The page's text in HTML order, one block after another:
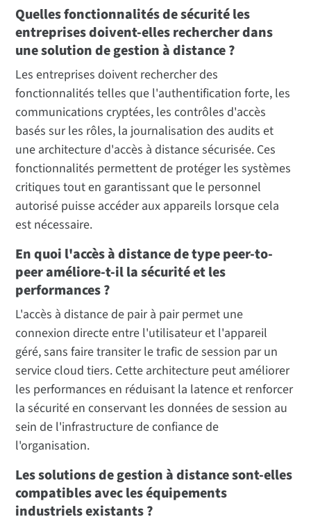
Quelles fonctionnalités de sécurité les
entreprises doivent-elles rechercher dans
une solution de gestion à distance ?
Les entreprises doivent rechercher des
fonctionnalités telles que l'authentification forte, les
communications cryptées, les contrôles d'accès
basés sur les rôles, la journalisation des audits et
une architecture d'accès à distance sécurisée. Ces
fonctionnalités permettent de protéger les systèmes
critiques tout en garantissant que le personnel
autorisé puisse accéder aux appareils lorsque cela
est nécessaire.
En quoi l'accès à distance de type peer-to-
peer améliore-t-il la sécurité et les
performances ?
L'accès à distance de pair à pair permet une
connexion directe entre l'utilisateur et l'appareil
géré, sans faire transiter le trafic de session par un
service cloud tiers. Cette architecture peut améliorer
les performances en réduisant la latence et renforcer
la sécurité en conservant les données de session au
sein de l'infrastructure de confiance de
l'organisation.
Les solutions de gestion à distance sont-elles
compatibles avec les équipements
industriels existants ?